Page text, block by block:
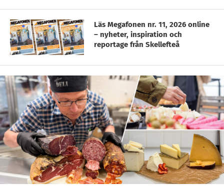
Läs Megafonen nr. 11, 2026 online
– nyheter, inspiration och
reportage från Skellefteå